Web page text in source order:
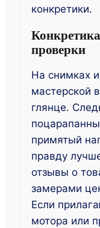
конкретики.
проверки
На снимках
мастерской
глянце.
примятый
правду
отзывы о
замерами
Если
мотора или